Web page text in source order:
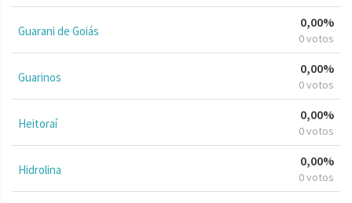
Guarani de Goiás
0,00%
0 votos
Guarinos
0,00%
0 votos
Heitoraí
0,00%
0 votos
Hidrolina
0,00%
0 votos